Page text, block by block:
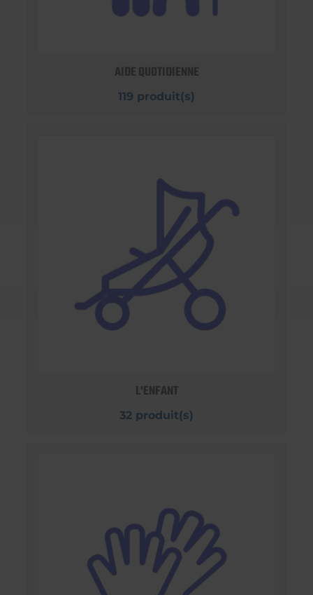
AIDE QUOTIDIENNE
119 produit(s)
L'ENFANT
32 produit(s)